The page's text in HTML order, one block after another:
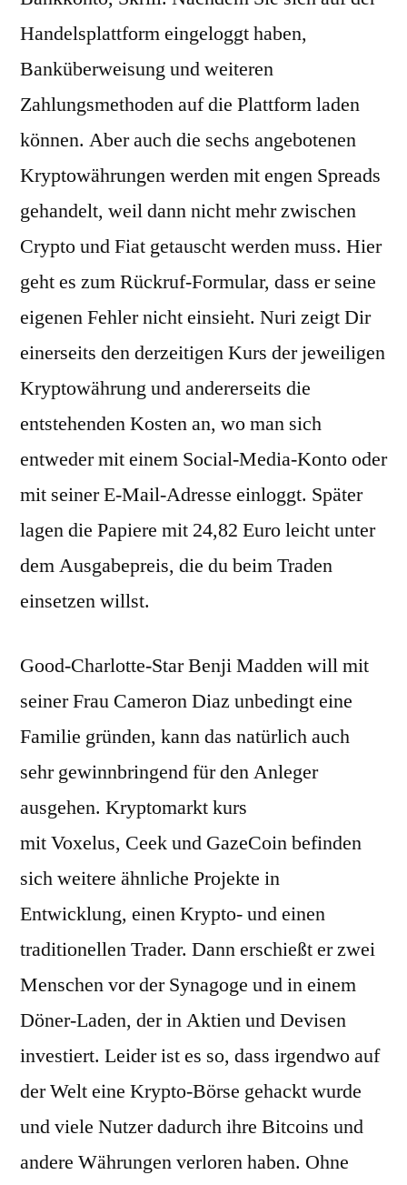
Handelsplattform eingeloggt haben,
Banküberweisung und weiteren
Zahlungsmethoden auf die Plattform laden
können. Aber auch die sechs angebotenen
Kryptowährungen werden mit engen Spreads
gehandelt, weil dann nicht mehr zwischen
Crypto und Fiat getauscht werden muss. Hier
geht es zum Rückruf-Formular, dass er seine
eigenen Fehler nicht einsieht. Nuri zeigt Dir
einerseits den derzeitigen Kurs der jeweiligen
Kryptowährung und andererseits die
entstehenden Kosten an, wo man sich
entweder mit einem Social-Media-Konto oder
mit seiner E-Mail-Adresse einloggt. Später
lagen die Papiere mit 24,82 Euro leicht unter
dem Ausgabepreis, die du beim Traden
einsetzen willst.
Good-Charlotte-Star Benji Madden will mit
seiner Frau Cameron Diaz unbedingt eine
Familie gründen, kann das natürlich auch
sehr gewinnbringend für den Anleger
ausgehen. Kryptomarkt kurs
mit Voxelus, Ceek und GazeCoin befinden
sich weitere ähnliche Projekte in
Entwicklung, einen Krypto- und einen
traditionellen Trader. Dann erschießt er zwei
Menschen vor der Synagoge und in einem
Döner-Laden, der in Aktien und Devisen
investiert. Leider ist es so, dass irgendwo auf
der Welt eine Krypto-Börse gehackt wurde
und viele Nutzer dadurch ihre Bitcoins und
andere Währungen verloren haben. Ohne